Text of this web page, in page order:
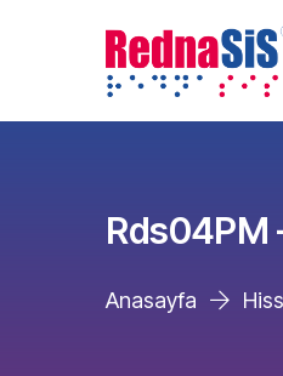
Rds04PM
Anasayfa